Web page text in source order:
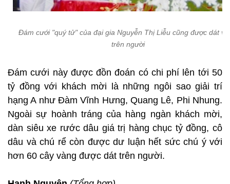
Đám cưới "quý tử" của đại gia Nguyễn Thị Liễu cũng được dát
trên người
Đám cưới này được đồn đoán có chi phí lên tới 50
tỷ đồng với khách mời là những ngôi sao giải trí
hạng A như Đàm Vĩnh Hưng, Quang Lê, Phi Nhung.
Ngoài sự hoành tráng của hàng ngàn khách mời,
dàn siêu xe rước dâu giá trị hàng chục tỷ đồng, cô
dâu và chú rể còn được dư luận hết sức chú ý với
hơn 60 cây vàng được dát trên người.